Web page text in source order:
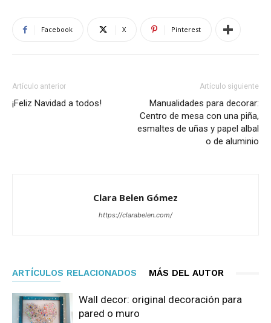
Facebook X Pinterest
Artículo anterior
¡Feliz Navidad a todos!
Artículo siguiente
Manualidades para decorar:
Centro de mesa con una piña,
esmaltes de uñas y papel albal
o de aluminio
Clara Belen Gómez
https://clarabelen.com/
ARTÍCULOS RELACIONADOS MÁS DEL AUTOR
Wall decor: original decoración para
pared o muro